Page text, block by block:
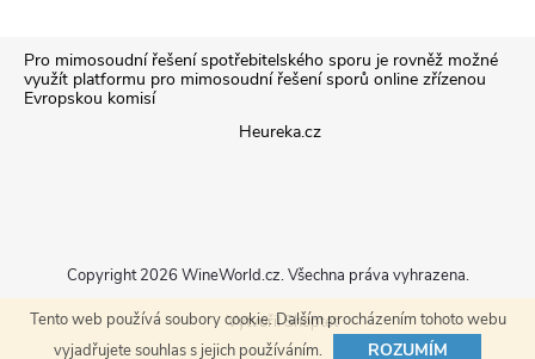
Tento web používá soubory cookie. Dalším procházením tohoto webu
vyjadřujete souhlas s jejich používáním.
ROZUMÍM
ZPro mimosoudní řešení spotřebitelského sporu je rovněž možné
využít platformu pro mimosoudní řešení sporů online zřízenou
Evropskou komisí
Heureka.cz
Vytvořil Shoptet
Copyright 2026 WineWorld.cz. Všechna práva vyhrazena.